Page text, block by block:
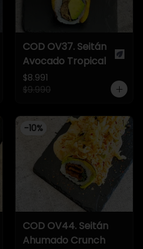
COD OV37. Seitán
Avocado Tropical
$8.991
$9.990
-10%
COD OV44. Seitán
Ahumado Crunch